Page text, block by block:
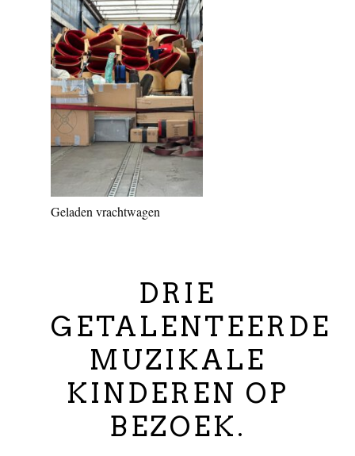
Geladen vrachtwagen
DRIE
GETALENTEERDE
MUZIKALE
KINDEREN OP
BEZOEK.